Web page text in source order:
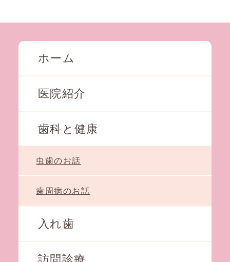
ホーム
医院紹介
歯科と健康
虫歯のお話
歯周病のお話
入れ歯
訪問診療